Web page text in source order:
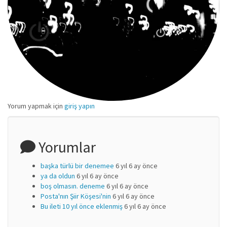
Yorum yapmak için giriş yapın
Yorumlar
başka türlü bir denemee 6 yıl 6 ay önce
ya da oldun 6 yıl 6 ay önce
boş olmasın. deneme 6 yıl 6 ay önce
Posta'nın Şiir Köşesi'nin 6 yıl 6 ay önce
Bu ileti 10 yıl önce eklenmiş6 yıl 6 ay önce